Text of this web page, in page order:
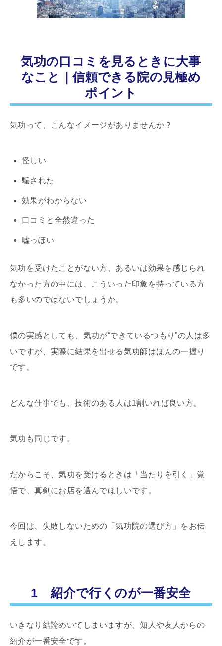
気功の口コミを見るときに大事
なこと｜信頼できる院の見極め
ポイント
気功って、こんなイメージがありませんか？
怪しい
騙された
効果がわからない
口コミと全然違った
嘘っぽい
気功を受けたことがない方、あるいは効果を感じられ
なかった方の中には、こういった印象を持っている方
も多いのではないでしょうか。
僕の実感としても、気功が“できているつもり”の人は多
いですが、実際に結果を出せる気功師はほんの一握り
です。
どんな仕事でも、技術のある人は1割いれば良い方。
気功も同じです。
だからこそ、気功を受けるときは「当たりを引く」覚
悟で、真剣にお店を選んでほしいです。
今回は、失敗しないための「気功院の選び方」をお伝
えします。
1 紹介で行くのが一番安全
いきなり結論めいてしまいますが、知人や友人からの
紹介が一番安全です。